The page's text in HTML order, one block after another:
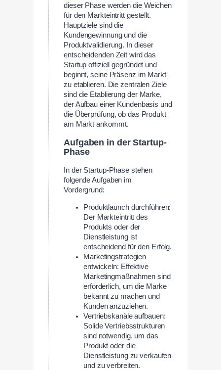
dieser Phase werden die Weichen
für den Markteintritt gestellt.
Hauptziele sind die
Kundengewinnung und die
Produktvalidierung. In dieser
entscheidenden Zeit wird das
Startup offiziell gegründet und
beginnt, seine Präsenz im Markt
zu etablieren. Die zentralen Ziele
sind die Etablierung der Marke,
der Aufbau einer Kundenbasis und
die Überprüfung, ob das Produkt
am Markt ankommt.
Aufgaben in der Startup-
Phase
In der Startup-Phase stehen
folgende Aufgaben im
Vordergrund:
Produktlaunch durchführen:
Der Markteintritt des
Produkts oder der
Dienstleistung ist
entscheidend für den Erfolg.
Marketingstrategien
entwickeln: Effektive
Marketingmaßnahmen sind
erforderlich, um die Marke
bekannt zu machen und
Kunden anzuziehen.
Vertriebskanäle aufbauen:
Solide Vertriebsstrukturen
sind notwendig, um das
Produkt oder die
Dienstleistung zu verkaufen
und zu verbreiten.